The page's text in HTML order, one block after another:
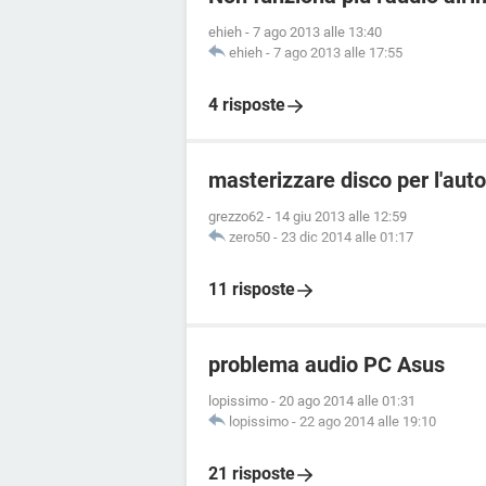
ehieh - 7 ago 2013 alle 13:40
ehieh - 7 ago 2013 alle 17:55
4 risposte
masterizzare disco per
grezzo62 - 14 giu 2013 alle 12:59
zero50 - 23 dic 2014 alle 01:17
11 risposte
problema audio PC Asus
lopissimo - 20 ago 2014 alle 01:31
lopissimo - 22 ago 2014 alle 19:10
21 risposte